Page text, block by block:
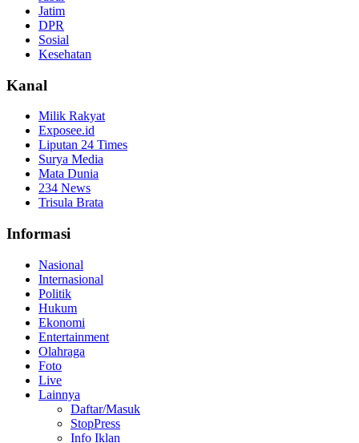
Jatim
DPR
Sosial
Kesehatan
Kanal
Milik Rakyat
Exposee.id
Liputan 24 Times
Surya Media
Mata Dunia
234 News
Trisula Brata
Informasi
Nasional
Internasional
Politik
Hukum
Ekonomi
Entertainment
Olahraga
Foto
Live
Lainnya
Daftar/Masuk
StopPress
Info Iklan